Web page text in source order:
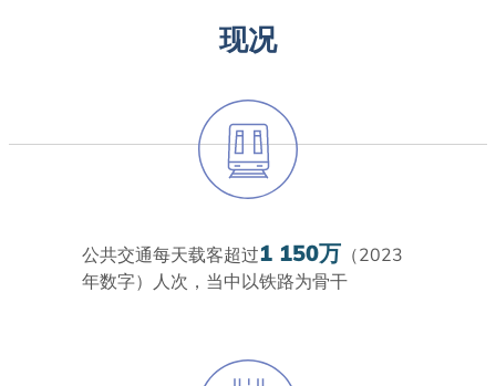
现况
公共交通每天载客超过1 150万 （2023
年数字）人次，当中以铁路为骨干